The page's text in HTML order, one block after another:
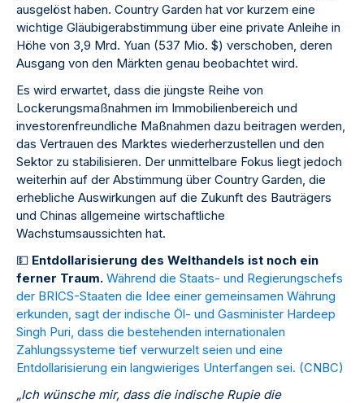
ausgelöst haben. Country Garden hat vor kurzem eine
wichtige Gläubigerabstimmung über eine private Anleihe in
Höhe von 3,9 Mrd. Yuan (537 Mio. $) verschoben, deren
Ausgang von den Märkten genau beobachtet wird.
Es wird erwartet, dass die jüngste Reihe von
Lockerungsmaßnahmen im Immobilienbereich und
investorenfreundliche Maßnahmen dazu beitragen werden,
das Vertrauen des Marktes wiederherzustellen und den
Sektor zu stabilisieren. Der unmittelbare Fokus liegt jedoch
weiterhin auf der Abstimmung über Country Garden, die
erhebliche Auswirkungen auf die Zukunft des Bauträgers
und Chinas allgemeine wirtschaftliche
Wachstumsaussichten hat.
💵 Entdollarisierung des Welthandels ist noch ein
ferner Traum. Während die Staats- und Regierungschefs
der BRICS-Staaten die Idee einer gemeinsamen Währung
erkunden, sagt der indische Öl- und Gasminister Hardeep
Singh Puri, dass die bestehenden internationalen
Zahlungssysteme tief verwurzelt seien und eine
Entdollarisierung ein langwieriges Unterfangen sei. (CNBC)
„Ich wünsche mir, dass die indische Rupie die